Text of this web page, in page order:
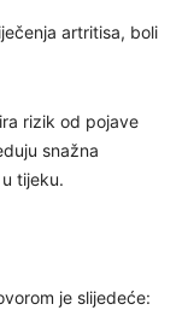
artritisa, boli
rizik od pojave
snažna
tijeku.
je slijedeće: